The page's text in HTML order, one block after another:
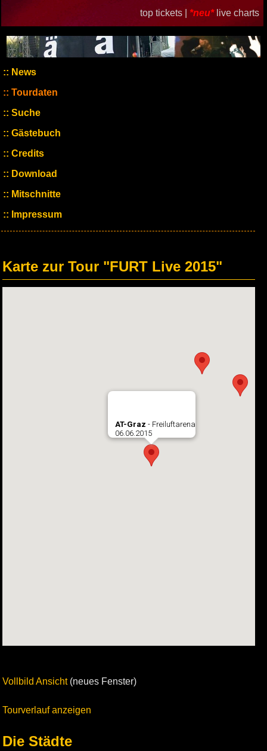
top tickets | *neu* live charts
News
Tourdaten
Suche
Gästebuch
Credits
Download
Mitschnitte
Impressum
Karte zur Tour "FURT Live 2015"
AT-Graz - Freiluftarena
06.06.2015
Vollbild Ansicht(neues Fenster)
Tourverlauf anzeigen
Die Städte